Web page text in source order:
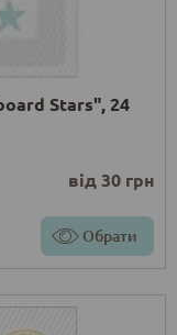
Stars", 24
від 30 грн
Обрати